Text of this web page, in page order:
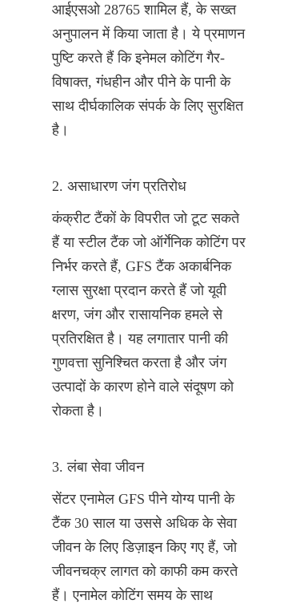
आईएसओ 28765 शामिल हैं, के सख्त
अनुपालन में किया जाता है। ये प्रमाणन
पुष्टि करते हैं कि इनेमल कोटिंग गैर-
विषाक्त, गंधहीन और पीने के पानी के
साथ दीर्घकालिक संपर्क के लिए सुरक्षित
है।
2. असाधारण जंग प्रतिरोध
कंक्रीट टैंकों के विपरीत जो टूट सकते
हैं या स्टील टैंक जो ऑर्गेनिक कोटिंग पर
निर्भर करते हैं, GFS टैंक अकार्बनिक
ग्लास सुरक्षा प्रदान करते हैं जो यूवी
क्षरण, जंग और रासायनिक हमले से
प्रतिरक्षित है। यह लगातार पानी की
गुणवत्ता सुनिश्चित करता है और जंग
उत्पादों के कारण होने वाले संदूषण को
रोकता है।
3. लंबा सेवा जीवन
सेंटर एनामेल GFS पीने योग्य पानी के
टैंक 30 साल या उससे अधिक के सेवा
जीवन के लिए डिज़ाइन किए गए हैं, जो
जीवनचक्र लागत को काफी कम करते
हैं। एनामेल कोटिंग समय के साथ